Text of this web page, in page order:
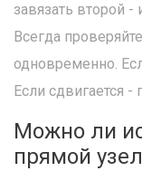
завязать второй
Всегда
одновременно.
Если сдвигается -
Можно ли
прямой